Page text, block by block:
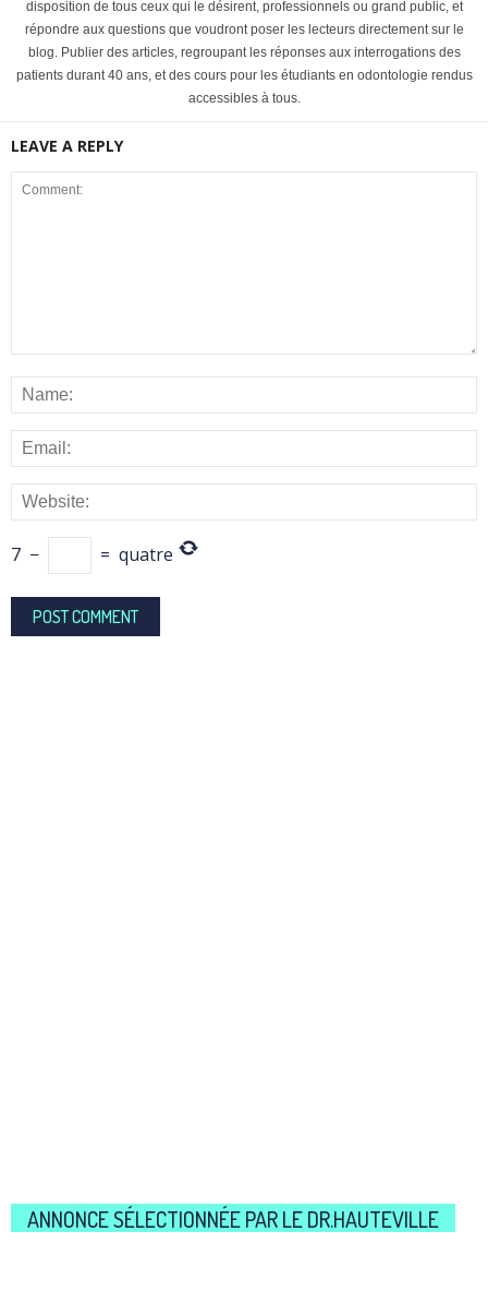
disposition de tous ceux qui le désirent, professionnels ou grand public, et
répondre aux questions que voudront poser les lecteurs directement sur le
blog. Publier des articles, regroupant les réponses aux interrogations des
patients durant 40 ans, et des cours pour les étudiants en odontologie rendus
accessibles à tous.
LEAVE A REPLY
7 − = quatre
ANNONCE SÉLECTIONNÉE PAR LE DR.HAUTEVILLE